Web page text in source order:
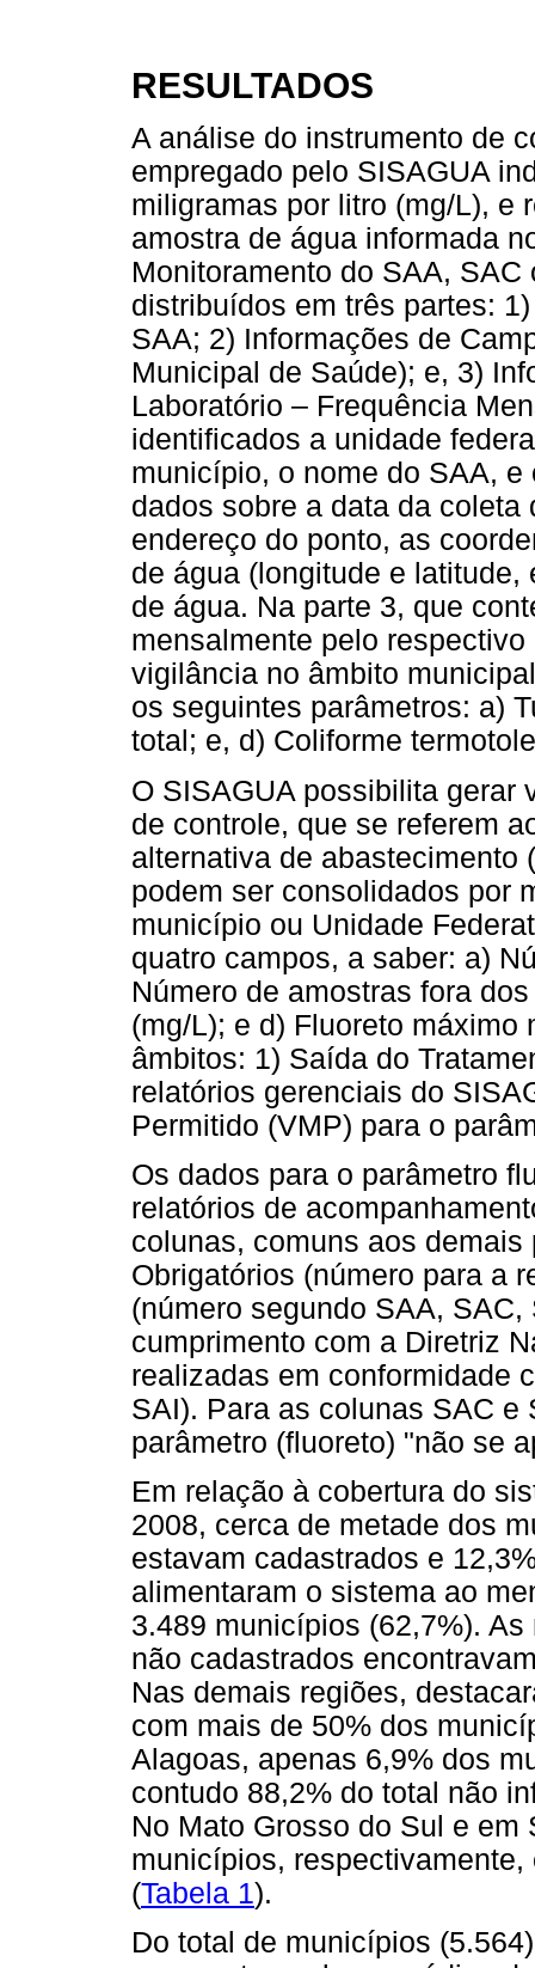
RESULTADOS
A análise do instrumento de
empregado pelo SISAGUA
miligramas por litro (mg/L), e
amostra de água informada
Monitoramento do SAA,
distribuídos em três partes:
SAA; 2) Informações de
Municipal de Saúde); e, 3)
Laboratório – Frequência
identificados a unidade
município, o nome do SAA,
dados sobre a data da
endereço do ponto, as
de água (longitude e
de água. Na parte 3, que
mensalmente pelo
vigilância no âmbito
os seguintes parâmetros: a)
total; e, d) Coliforme
O SISAGUA possibilita gerar
de controle, que se referem
alternativa de abastecimento
podem ser consolidados por
município ou Unidade
quatro campos, a saber: a)
Número de amostras fora
(mg/L); e d) Fluoreto máximo
âmbitos: 1) Saída do
relatórios gerenciais do
Permitido (VMP) para o
Os dados para o parâmetro
relatórios de
colunas, comuns aos demais
Obrigatórios (número para a
(número segundo SAA,
cumprimento com a Diretriz
realizadas em conformidade
SAI). Para as colunas SAC
parâmetro (fluoreto) "não se
Em relação à cobertura do
2008, cerca de metade dos
estavam cadastrados e
alimentaram o sistema ao
3.489 municípios (62,7%).
não cadastrados
Nas demais regiões,
com mais de 50% dos
Alagoas, apenas 6,9% dos
contudo 88,2% do total não
No Mato Grosso do Sul e
municípios,
(Tabela 1).
Do total de municípios